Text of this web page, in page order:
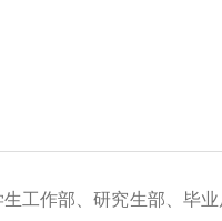
工作部、研究生部、毕